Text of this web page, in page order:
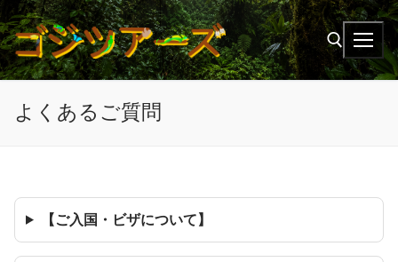
al
contenido
よくあるご質問
【ご入国・ビザについて】